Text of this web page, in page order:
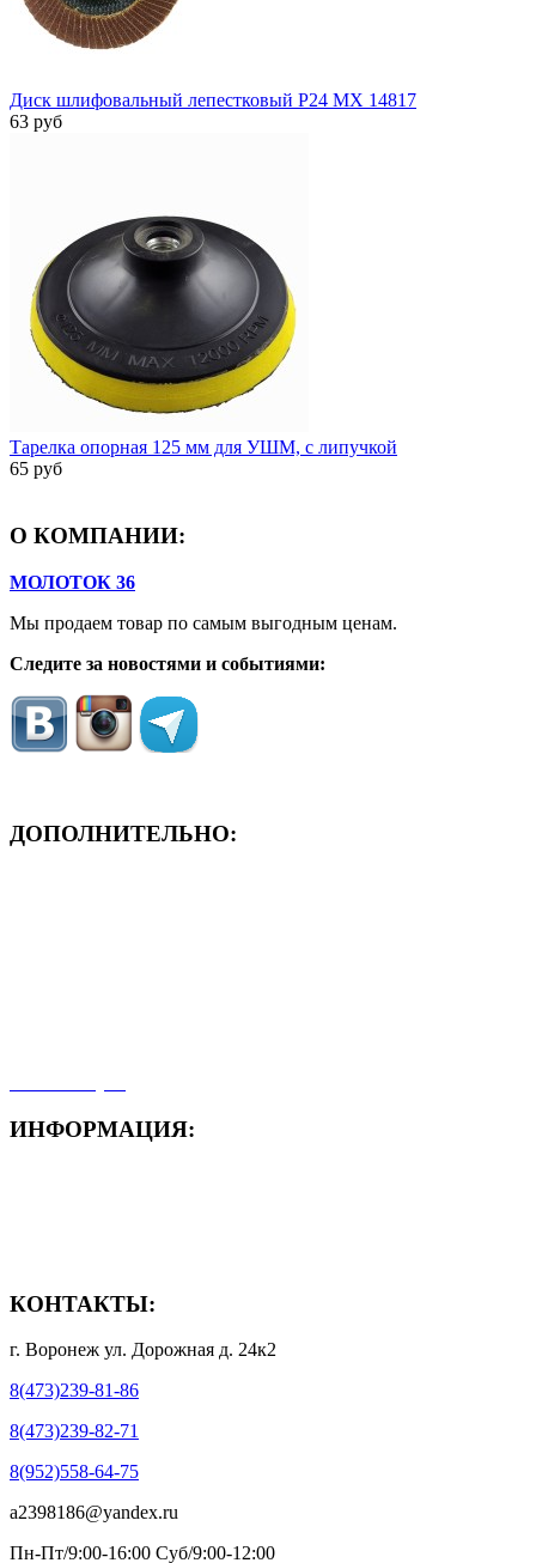
Диск шлифовальный лепестковый P24 MX 14817
63 руб
Тарелка опорная 125 мм для УШМ, с липучкой
65 руб
О КОМПАНИИ:
МОЛОТОК 36
Мы продаем товар по самым выгодным ценам.
Следите за новостями и событиями:
ДОПОЛНИТЕЛЬНО:
ИНФОРМАЦИЯ:
КОНТАКТЫ:
г. Воронеж ул. Дорожная д. 24к2
8(473)239-81-86
8(473)239-82-71
8(952)558-64-75
a2398186@yandex.ru
Пн-Пт/9:00-16:00 Суб/9:00-12:00